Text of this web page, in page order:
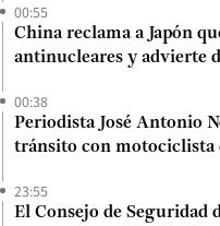
00:55
China reclama a Japón
antinucleares y advierte
00:38
Periodista José Antonio
tránsito con motociclista
23:55
El Consejo de Seguridad